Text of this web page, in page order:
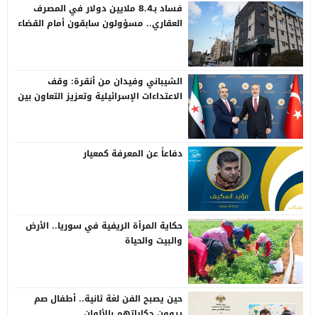
فساد بـ8.4 ملايين دولار في المصرف
العقاري.. مسؤولون سابقون أمام القضاء
الشيباني وفيدان من أنقرة: وقف
الاعتداءات الإسرائيلية وتعزيز التعاون بين
دفاعاً عن المعرفة كمعيار
حكاية المرأة الريفية في سوريا.. الأرض
والبيت والحياة
حين يصبح الفن لغة ثانية.. أطفال صم